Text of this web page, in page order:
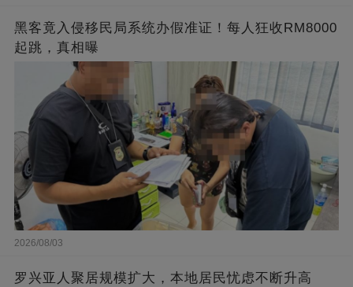
黑客竟入侵移民局系统办假准证！每人狂收RM8000
起跳，真相曝
2026/08/03
罗兴亚人聚居规模扩大，本地居民忧虑不断升高